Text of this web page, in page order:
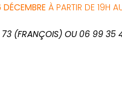
DÉCEMBRE À PARTIR DE 19H
73 (FRANÇOIS) OU 06 99